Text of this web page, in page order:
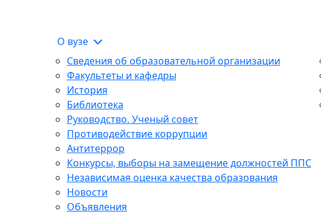
О вузе
Сведения об образовательной организации
Факультеты и кафедры
История
Библиотека
Руководство. Ученый совет
Противодействие коррупции
Антитеррор
Конкурсы, выборы на замещение должностей ППС
Независимая оценка качества образования
Новости
Объявления